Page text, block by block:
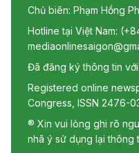
Chủ biên: Phạm Hồng
Hotline tại Việt Nam:
Đã đăng ký thông tin
Registered online
Congress, ISSN 2476-
® Xin vui lòng ghi rõ
nhã ý sử dụng lại thông